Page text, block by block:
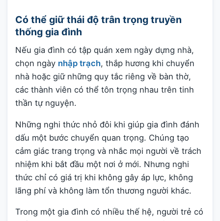
Có thể giữ thái độ trân trọng truyền
thống gia đình
Nếu gia đình có tập quán xem ngày dựng nhà,
chọn ngày nhập trạch, thắp hương khi chuyển
nhà hoặc giữ những quy tắc riêng về bàn thờ,
các thành viên có thể tôn trọng nhau trên tinh
thần tự nguyện.
Những nghi thức nhỏ đôi khi giúp gia đình đánh
dấu một bước chuyển quan trọng. Chúng tạo
cảm giác trang trọng và nhắc mọi người về trách
nhiệm khi bắt đầu một nơi ở mới. Nhưng nghi
thức chỉ có giá trị khi không gây áp lực, không
lãng phí và không làm tổn thương người khác.
Trong một gia đình có nhiều thế hệ, người trẻ có